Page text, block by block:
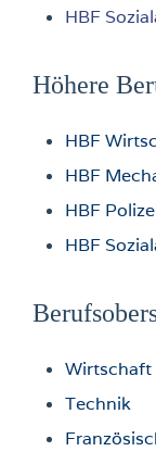
HBF
Höhere
HBF
HBF
HBF
HBF
Wirtschaft
Technik